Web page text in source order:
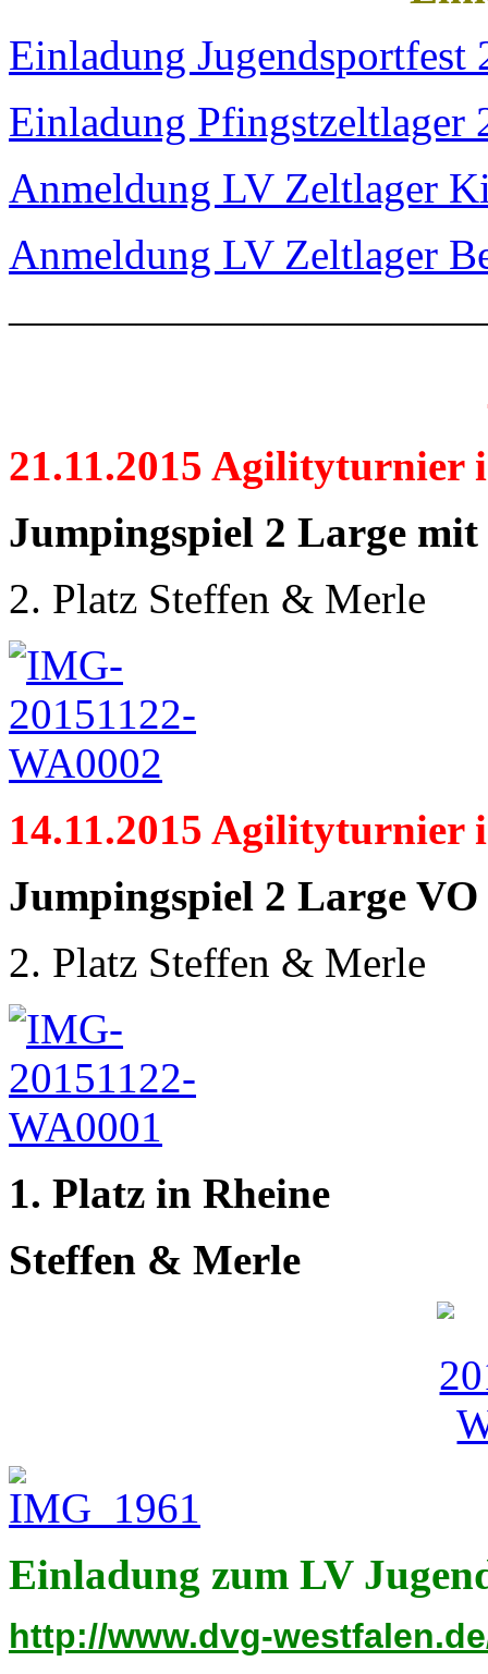
Einladung Jugendsportfest
Einladung Pfingstzeltlager
Anmeldung LV Zeltlager
Anmeldung LV Zeltlager
21.11.2015 Agilityturnier
Jumpingspiel 2 Large mit
2. Platz Steffen & Merle
14.11.2015 Agilityturnier
Jumpingspiel 2 Large VO
2. Platz Steffen & Merle
1. Platz in Rheine
Steffen & Merle
Einladung zum LV
http://www.dvg-